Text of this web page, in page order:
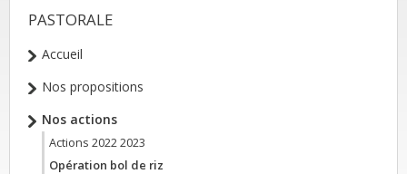
NAVIGATION
PASTORALE
Accueil
Nos propositions
Nos actions
Actions 2022 2023
Opération bol de riz